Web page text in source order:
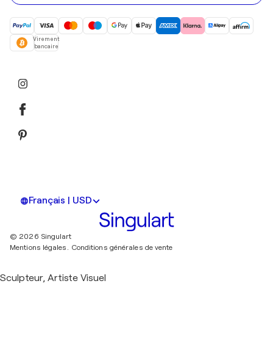
Virement
bancaire
Français | USD
© 2026 Singulart
Mentions légales. Conditions générales de vente
Sculpteur, Artiste Visuel